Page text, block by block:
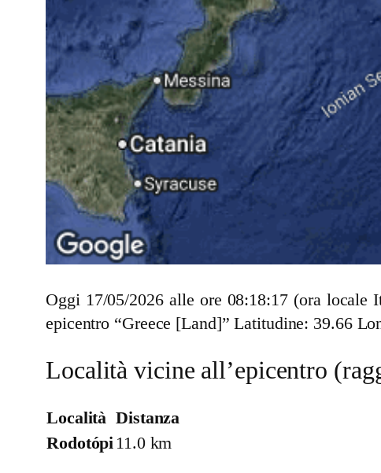
Oggi 17/05/2026 alle ore 08:18:17 (ora
epicentro “Greece [Land]” Latitudine: 39.66
Località vicine all’epicentro
Località Distanza
Rodotópi 11.0 km